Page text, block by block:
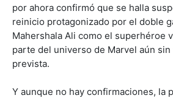
por ahora confirmó que se halla
reinicio protagonizado por el doble
Mahershala Ali como el superhéroe
parte del universo de Marvel aún
prevista.
Y aunque no hay confirmaciones, la